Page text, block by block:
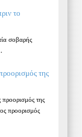
το
σοβαρής
της
της
προορισμός